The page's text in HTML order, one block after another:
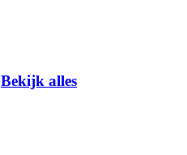
Bekijk alles